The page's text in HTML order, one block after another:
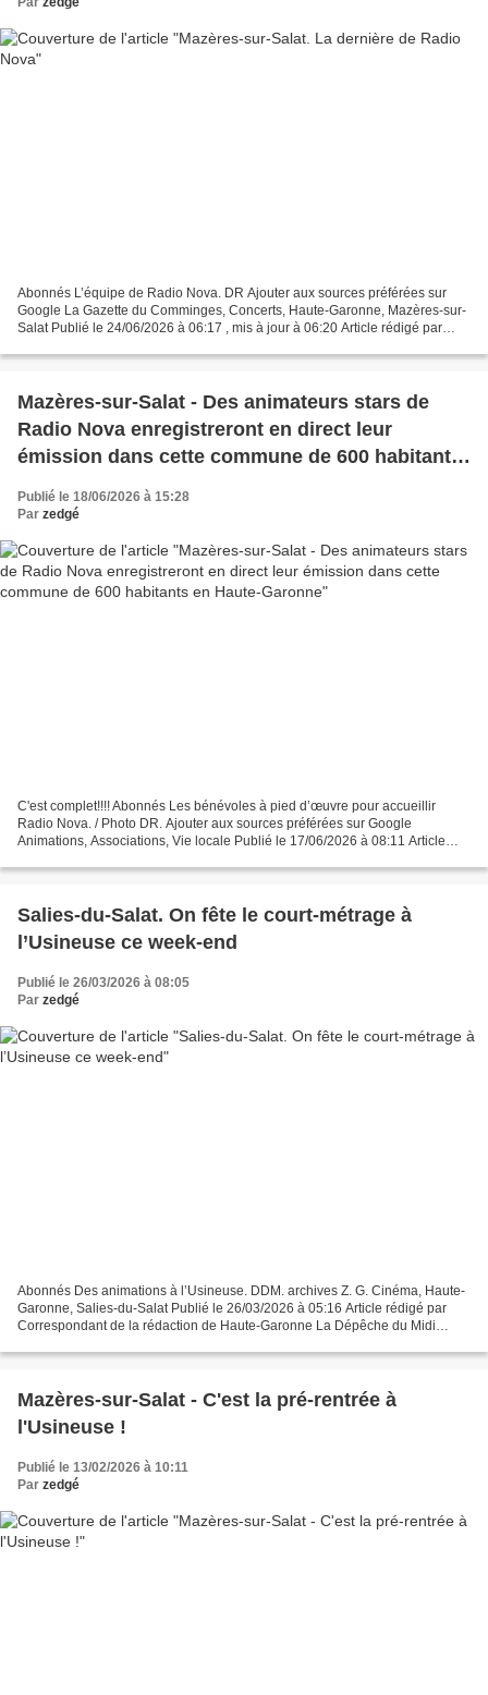
Abonnés L’équipe de Radio Nova. DR Ajouter aux sources préférées sur
Google La Gazette du Comminges, Concerts, Haute-Garonne, Mazères-sur-
Salat Publié le 24/06/2026 à 06:17 , mis à jour à 06:20 Article rédigé par
Mazères-sur-Salat - Des animateurs stars de
Radio Nova enregistreront en direct leur
émission dans cette commune de 600 habitants
en Haute-Garonne
Publié le 18/06/2026 à 15:28
Par zedgé
C'est complet!!!! Abonnés Les bénévoles à pied d’œuvre pour accueillir
Radio Nova. / Photo DR. Ajouter aux sources préférées sur Google
Animations, Associations, Vie locale Publié le 17/06/2026 à 08:11 Article
Salies-du-Salat. On fête le court-métrage à
l’Usineuse ce week-end
Publié le 26/03/2026 à 08:05
Par zedgé
Abonnés Des animations à l’Usineuse. DDM. archives Z. G. Cinéma, Haute-
Garonne, Salies-du-Salat Publié le 26/03/2026 à 05:16 Article rédigé par
Correspondant de la rédaction de Haute-Garonne La Dépêche du Midi
Mazères-sur-Salat - C'est la pré-rentrée à
l'Usineuse !
Publié le 13/02/2026 à 10:11
Par zedgé